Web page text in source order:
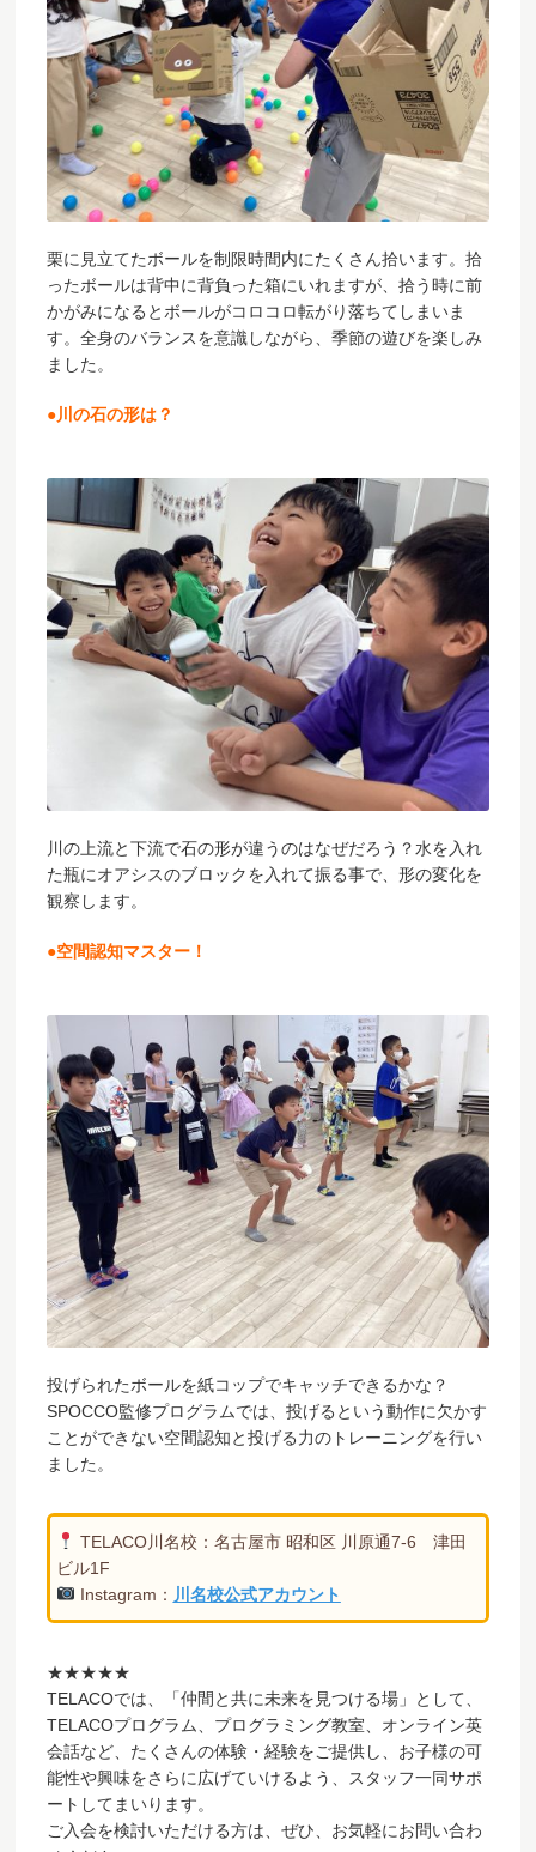
栗に見立てたボールを制限時間内にたくさん拾います。拾
ったボールは背中に背負った箱にいれますが、拾う時に前
かがみになるとボールがコロコロ転がり落ちてしまいま
す。全身のバランスを意識しながら、季節の遊びを楽しみ
ました。
●川の石の形は？
川の上流と下流で石の形が違うのはなぜだろう？水を入れ
た瓶にオアシスのブロックを入れて振る事で、形の変化を
観察します。
●空間認知マスター！
投げられたボールを紙コップでキャッチできるかな？
SPOCCO監修プログラムでは、投げるという動作に欠かす
ことができない空間認知と投げる力のトレーニングを行い
ました。
TELACO川名校：名古屋市 昭和区 川原通7-6 津田
ビル1F
Instagram： 川名校公式アカウント
★★★★★
TELACOでは、「仲間と共に未来を見つける場」として、
TELACOプログラム、プログラミング教室、オンライン英
会話など、たくさんの体験・経験をご提供し、お子様の可
能性や興味をさらに広げていけるよう、スタッフ一同サポ
ートしてまいります。
ご入会を検討いただける方は、ぜひ、お気軽にお問い合わ